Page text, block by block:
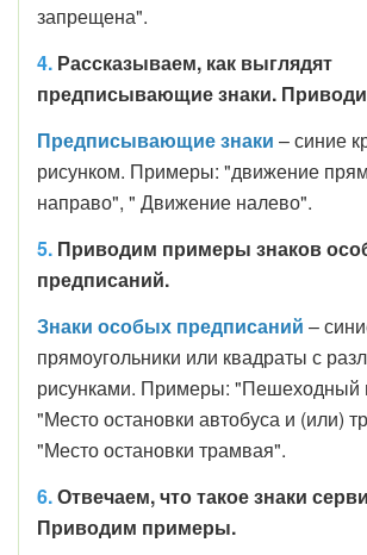
запрещена".
4. Рассказываем, как выглядят
предписывающие знаки.
Предписывающие знаки – синие
рисунком. Примеры: "движение
направо", " Движение налево".
5. Приводим примеры знаков
предписаний.
Знаки особых предписаний –
прямоугольники или квадраты с
рисунками. Примеры: "Пешеходный
"Место остановки автобуса и (или)
"Место остановки трамвая".
6.Отвечаем, что такое знаки
Приводим примеры.